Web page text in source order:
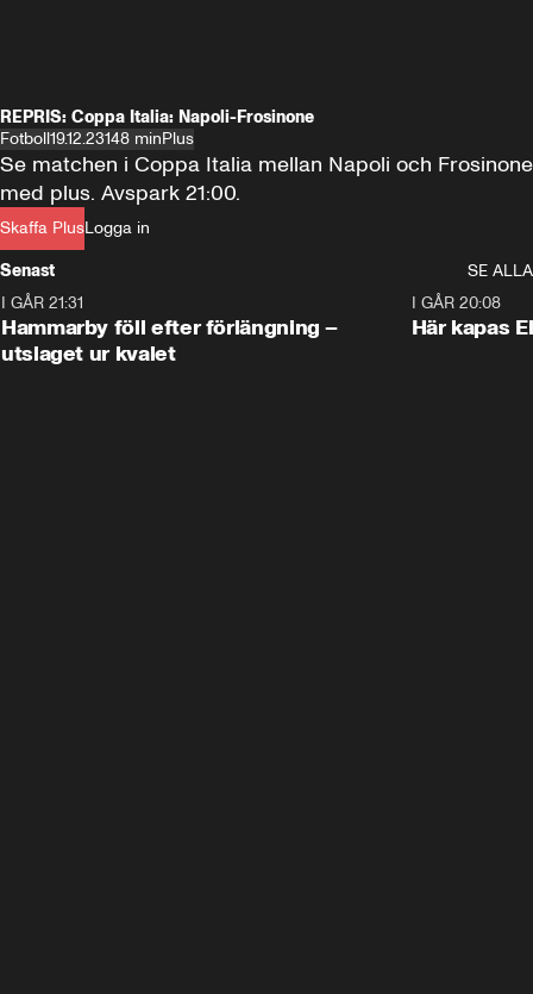
REPRIS: Coppa Italia: Napoli-Frosinone
Fotboll19.12.23148 minPlus
Skaffa PlusLogga in
Se matchen i Coppa Italia mellan Napoli och Frosinone
med plus. Avspark 21:00.
Senast
SE ALLA
I GÅR 21:31
Hammarby föll efter förlängning –
utslaget ur kvalet
I GÅR 20:08
Här kapas